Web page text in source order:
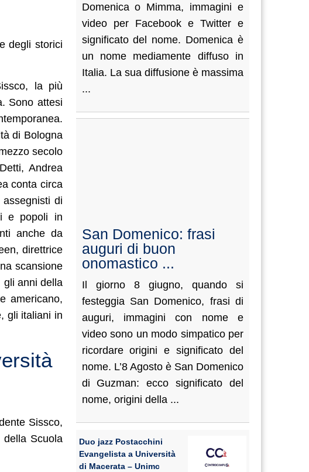
degli storici
la più
Sono attesi
di Bologna
secolo
Andrea
conta circa
di
e popoli in
anche da
direttrice
scansione
gli anni della
americano,
gli italiani in
Sissco,
della Scuola
Domenica o Mimma, immagini e
video per Facebook e Twitter e
significato del nome. Domenica è
un nome mediamente diffuso in
Italia. La sua diffusione è massima
...
San Domenico: frasi
auguri di buon
onomastico ...
Il giorno 8 giugno, quando si
festeggia San Domenico, frasi di
auguri, immagini con nome e
video sono un modo simpatico per
ricordare origini e significato del
nome. L’8 Agosto è San Domenico
di Guzman: ecco significato del
nome, origini della ...
Duo jazz Postacchini
Evangelista a Università
di Macerata – Unimc